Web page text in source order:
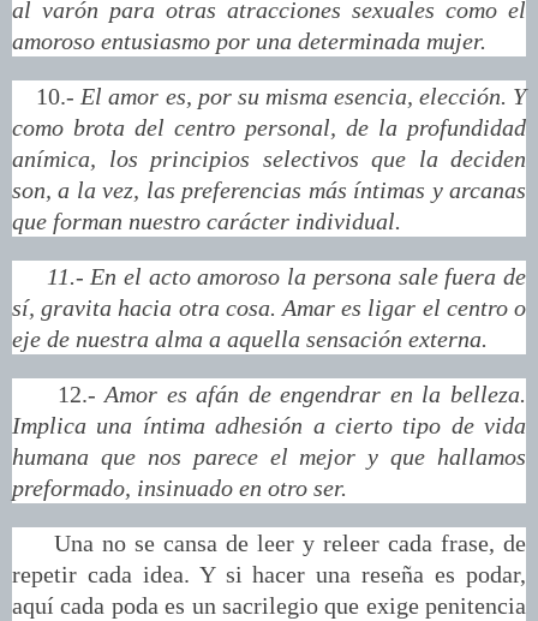
al varón para otras atracciones sexuales como el
amoroso entusiasmo por una determinada mujer.
10.- El amor es, por su misma esencia, elección. Y
como brota del centro personal, de la profundidad
anímica, los principios selectivos que la deciden
son, a la vez, las preferencias más íntimas y arcanas
que forman nuestro carácter individual.
11.- En el acto amoroso la persona sale fuera de
sí, gravita hacia otra cosa. Amar es ligar el centro o
eje de nuestra alma a aquella sensación externa.
12.-Amor es afán de engendrar en la belleza.
Implica una íntima adhesión a cierto tipo de vida
humana que nos parece el mejor y que hallamos
preformado, insinuado en otro ser.
Una no se cansa de leer y releer cada frase, de
repetir cada idea. Y si hacer una reseña es podar,
aquí cada poda es un sacrilegio que exige penitencia